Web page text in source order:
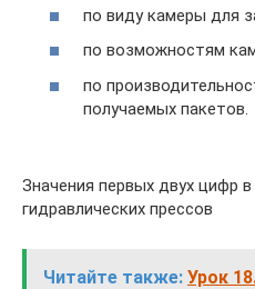
по виду камеры для
по возможностям
по
получаемых пакетов.
Значения первых двух цифр
гидравлических прессов
Читайте также: Урок